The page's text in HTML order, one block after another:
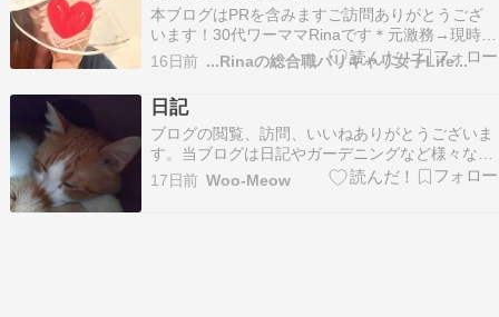
本ブログはPRを含みますご訪問ありがとうござ
います！30代ワーママRinaです＊元激務→現時短
勤務ワーママ⌇長女5歳＊身長166cm⌇骨格ウェー
ブ⌇ブルベ夏＊デニム⌇モノトーン⌇シンプルカジ
ュアルコーデ＊楽天プチプラ⌇たまにハイブラ＊
ワーママ小話や育児の悩みも365日ほぼパンツ…
16日前 ...Rinaの総合職バリキャリ女子Life...
日記
ブログの閲覧、訪問、いいねありがとうございま
す。当ブログは日記やガーデニングなど様々なも
のを書き残しているブログです。たまにリブログ
もさせて頂いています。フォロー等お好きにどう
17日前 Woo-Meow